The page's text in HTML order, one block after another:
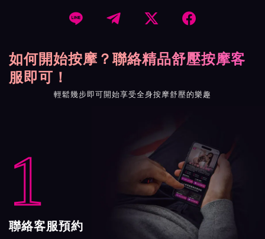
   
如何開始按摩？聯絡精品舒壓按摩客
服即可！
輕鬆幾步即可開始享受全身按摩舒壓的樂趣
1
聯絡客服預約